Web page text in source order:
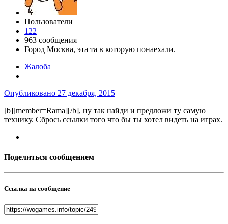
Пользователи
122
963 сообщения
Город Москва, эта та в которую понаехали.
Жалоба
Опубликовано 27 декабря, 2015
[b][member=Rama][/b], ну так найди и предложи ту самую
технику. Сбрось ссылки того что бы ты хотел видеть на играх.
Поделиться сообщением
Ссылка на сообщение